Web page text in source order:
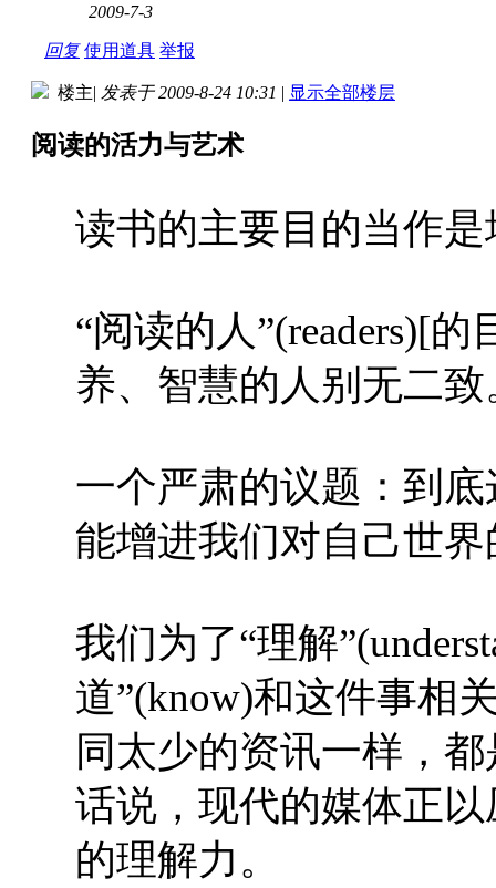
2009-7-3
回复 使用道具 举报
楼主| 发表于 2009-8-24 10:31 | 显示全部楼层
阅读的活力与艺术
读书的主要目的当作
“阅读的人”(readers)[
养、智慧的人别无二致
一个严肃的议题：到
能增进我们对自己世
我们为了“理解
道”(know)和这件事相
同太少的资讯一样，
话说，现代的媒体正
的理解力。